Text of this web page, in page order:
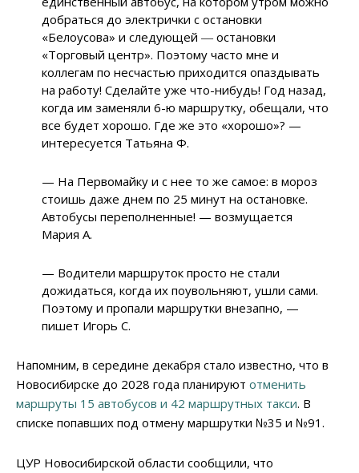
добраться до электрички с остановки
«Белоусова» и следующей ― остановки
«Торговый центр». Поэтому часто мне и
коллегам по несчастью приходится опаздывать
на работу! Сделайте уже что-нибудь! Год назад,
когда им заменяли 6-ю маршрутку, обещали, что
все будет хорошо. Где же это «хорошо»? —
интересуется Татьяна Ф.
— На Первомайку и с нее то же самое: в мороз
стоишь даже днем по 25 минут на остановке.
Автобусы переполненные! — возмущается
Мария А.
— Водители маршруток просто не стали
дожидаться, когда их поувольняют, ушли сами.
Поэтому и пропали маршрутки внезапно, —
пишет Игорь С.
Напомним, в середине декабря стало известно, что в
Новосибирске до 2028 года планируют отменить
маршруты 15 автобусов и 42 маршрутных такси. В
списке попавших под отмену маршрутки №35 и №91.
ЦУР Новосибирской области сообщили, что